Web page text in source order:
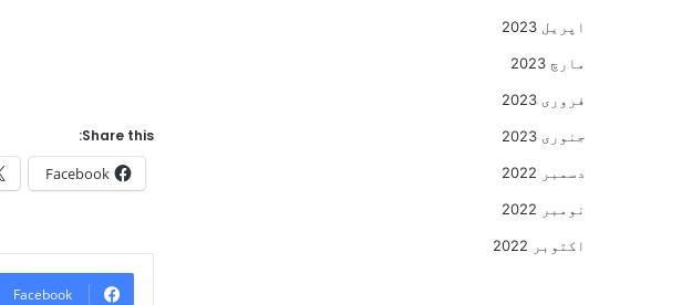
Share this:
Facebook
Facebook
اپریل 2023
مارچ 2023
فروری 2023
جنوری 2023
دسمبر 2022
نومبر 2022
اکتوبر 2022